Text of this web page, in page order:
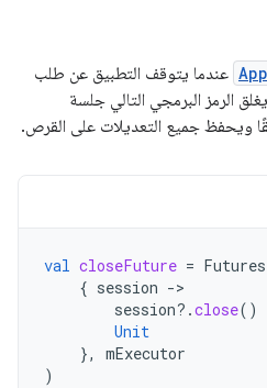
عندما يتوقف التطبيق عن طلب
الرمز البرمجي التالي جلسة
val closeFuture = Futures
{ session -
session?.close()
Unit
},
mExecutor
)